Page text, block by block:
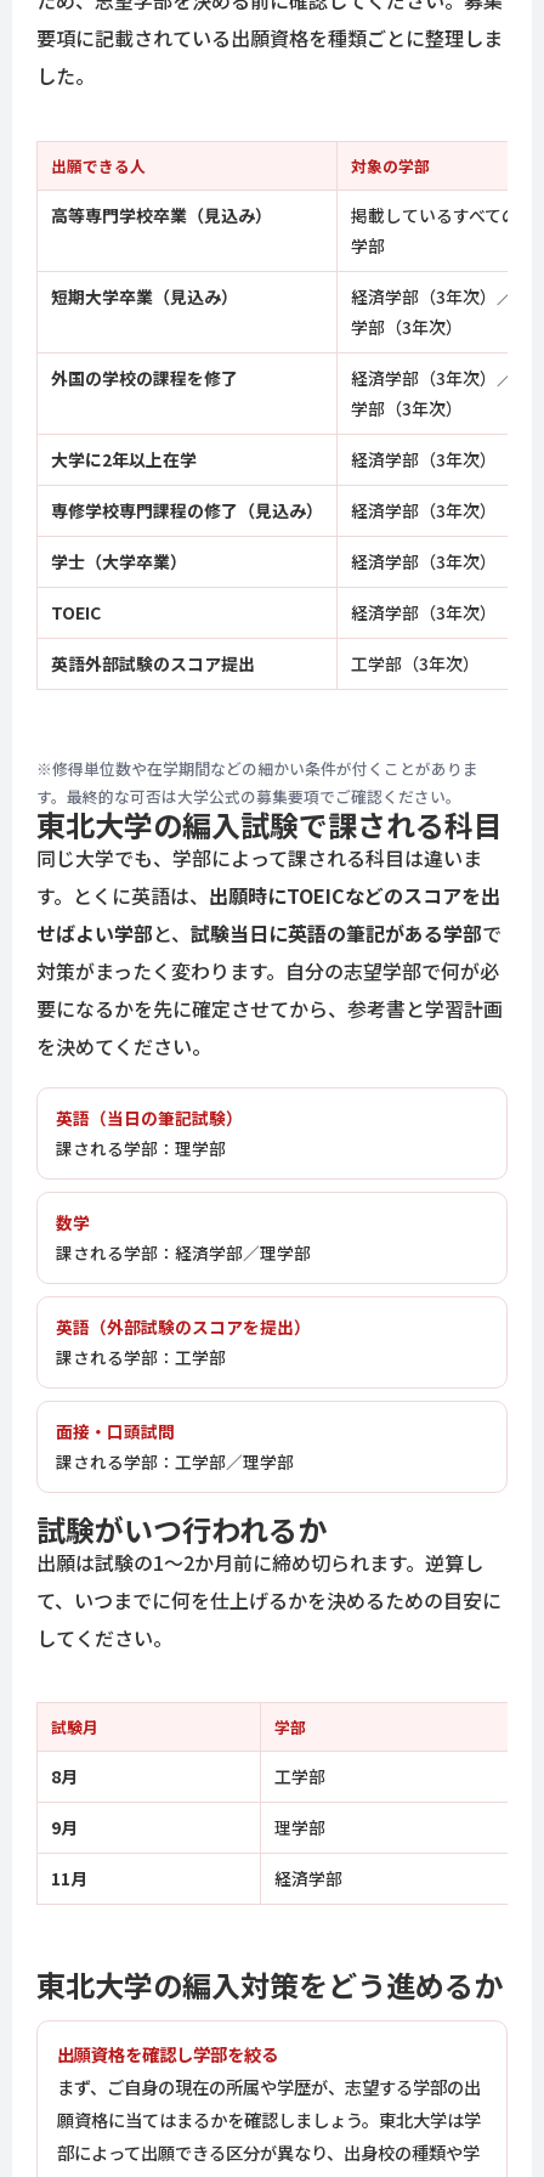
要項に記載されている出願資格を種類ごとに整理しま
した。
出願できる人 対象の学部
高等専門学校卒業（見込み）
掲載しているすべての
学部
短期大学卒業（見込み）
経済学部（3年次）／工
学部（3年次）
外国の学校の課程を修了
経済学部（3年次）／工
学部（3年次）
大学に2年以上在学 経済学部（3年次）
専修学校専門課程の修了（見込み） 経済学部（3年次）
学士（大学卒業） 経済学部（3年次）
TOEIC 経済学部（3年次）
英語外部試験のスコア提出 工学部（3年次）
※修得単位数や在学期間などの細かい条件が付くことがありま
す。最終的な可否は大学公式の募集要項でご確認ください。
東北大学の編入試験で課される科目
同じ大学でも、学部によって課される科目は違いま
す。とくに英語は、 出願時にTOEICなどのスコアを出
せばよい学部と、 試験当日に英語の筆記がある学部で
対策がまったく変わります。自分の志望学部で何が必
要になるかを先に確定させてから、参考書と学習計画
を決めてください。
英語（当日の筆記試験）
課される学部：理学部
数学
課される学部：経済学部／理学部
英語（外部試験のスコアを提出）
課される学部：工学部
面接・口頭試問
課される学部：工学部／理学部
試験がいつ行われるか
出願は試験の1〜2か月前に締め切られます。逆算し
て、いつまでに何を仕上げるかを決めるための目安に
してください。
試験月 学部
8月 工学部
9月 理学部
11月 経済学部
東北大学の編入対策をどう進めるか
出願資格を確認し学部を絞る
まず、ご自身の現在の所属や学歴が、志望する学部の出
願資格に当てはまるかを確認しましょう。東北大学は学
部によって出願できる区分が異なり、出身校の種類や学